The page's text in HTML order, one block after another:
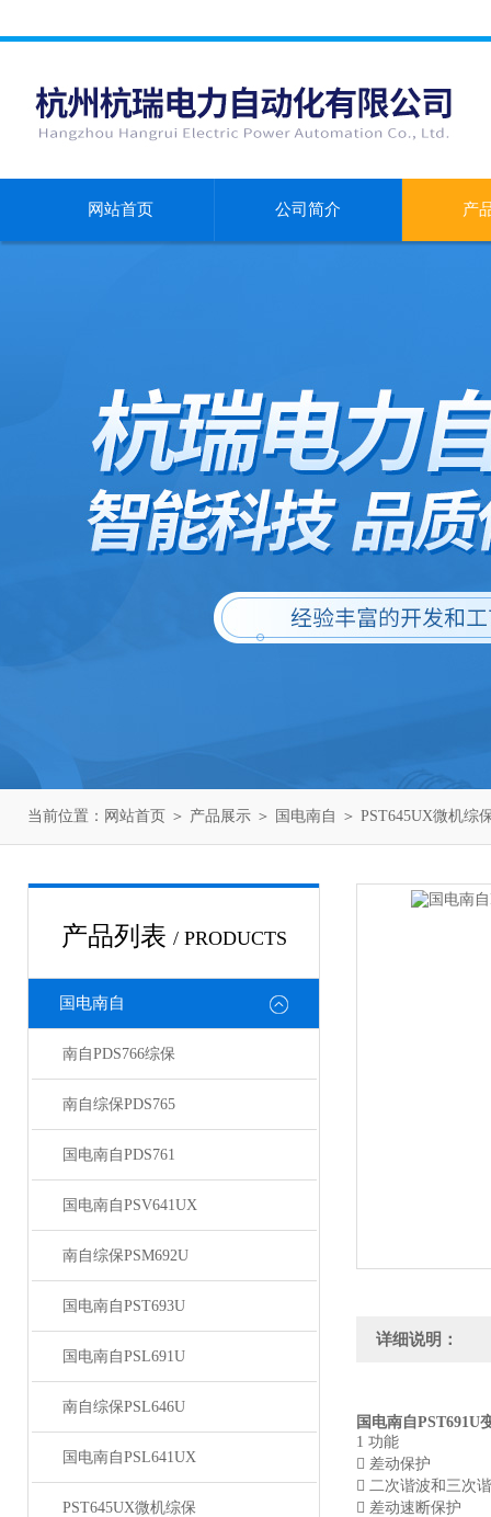
网站首页 公司简介 产
当前位置： 网站首页 ＞ 产品展示 ＞ 国电南自 ＞ PST645UX微机综
产品列表 / PRODUCTS
国电南自
南自PDS766综保
南自综保PDS765
国电南自PDS761
国电南自PSV641UX
南自综保PSM692U
国电南自PST693U
国电南自PSL691U
南自综保PSL646U
国电南自PSL641UX
PST645UX微机综保
详细说明：
国电南自PST691U
1 功能
 差动保护
 二次谐波和三次
 差动速断保护